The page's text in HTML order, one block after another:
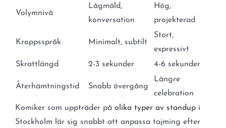
Volymnivå
Lågmäld,
konversation
Hög,
projekterad
Kroppsspråk Minimalt, subtilt
Stort,
expressivt
Skrattlängd
2-3 sekunder 4-6 sekunder
Återhämtningstid Snabb övergång
Längre
celebration
Komiker som uppträder på olika typer av standupi
Stockholm lär sig snabbt att anpassa tajming efter